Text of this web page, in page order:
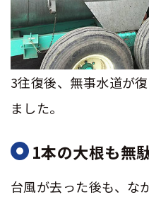
3往復後、無事水道が
ました。
1本の大根も無
台風が去った後も、な